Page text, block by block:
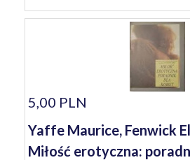
5,00 PLN
Yaffe Maurice, Fenwick
Miłość erotyczna: